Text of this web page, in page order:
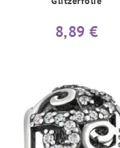
8,89 €